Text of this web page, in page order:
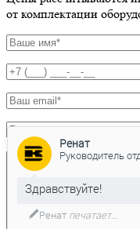
от комплектации
Ренат
Руководитель
Здравствуйте!
Ренатпечатает...